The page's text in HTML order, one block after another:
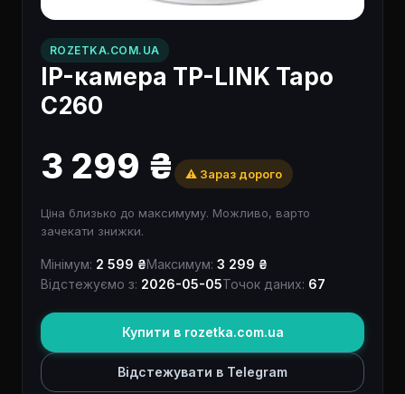
ROZETKA.COM.UA
IP-камера TP-LINK Tapo
C260
3 299 ₴ ⚠️ Зараз дорого
Ціна близько до максимуму. Можливо, варто
зачекати знижки.
Мінімум: 2 599 ₴Максимум: 3 299 ₴
Відстежуємо з: 2026-05-05Точок даних: 67
Купити в rozetka.com.ua
Відстежувати в Telegram